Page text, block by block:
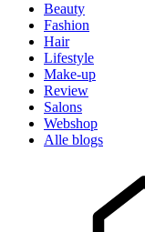
Beauty
Fashion
Hair
Lifestyle
Make-up
Review
Salons
Webshop
Alle blogs